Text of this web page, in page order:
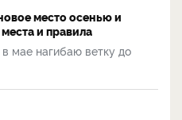
место осенью и
и правила
мае нагибаю ветку до